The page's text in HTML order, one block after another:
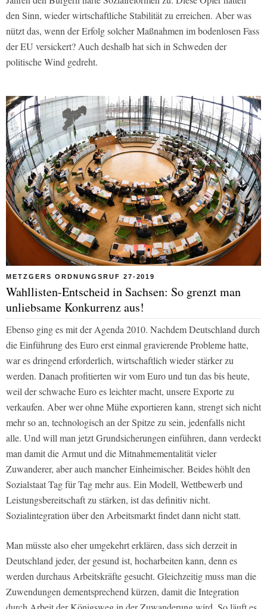
den Sinn, wieder wirtschaftliche Stabilität zu erreichen. Aber was
nützt das, wenn der Erfolg solcher Maßnahmen im bodenlosen Fass
der EU versickert? Auch deshalb hat sich in Schweden der
politische Wind gedreht.
METZGERS ORDNUNGSRUF 27-2019
Wahllisten-Entscheid in Sachsen: So grenzt man
unliebsame Konkurrenz aus!
Ebenso ging es mit der Agenda 2010. Nachdem Deutschland durch
die Einführung des Euro erst einmal gravierende Probleme hatte,
war es dringend erforderlich, wirtschaftlich wieder stärker zu
werden. Danach profitierten wir vom Euro und tun das bis heute,
weil der schwache Euro es leichter macht, unsere Exporte zu
verkaufen. Aber wer ohne Mühe exportieren kann, strengt sich nicht
mehr so an, technologisch an der Spitze zu sein, jedenfalls nicht
alle. Und will man jetzt Grundsicherungen einführen, dann verdeckt
man damit die Armut und die Mitnahmementalität vieler
Zuwanderer, aber auch mancher Einheimischer. Beides höhlt den
Sozialstaat Tag für Tag mehr aus. Ein Modell, Wettbewerb und
Leistungsbereitschaft zu stärken, ist das definitiv nicht.
Sozialintegration über den Arbeitsmarkt findet dann nicht statt.
Man müsste also eher umgekehrt erklären, dass sich derzeit in
Deutschland jeder, der gesund ist, hocharbeiten kann, denn es
werden durchaus Arbeitskräfte gesucht. Gleichzeitig muss man die
Zuwendungen dementsprechend kürzen, damit die Integration